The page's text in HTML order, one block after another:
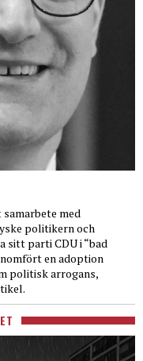
med
politikern och
sitt parti CDU i “bad
en adoption
politisk arrogans,